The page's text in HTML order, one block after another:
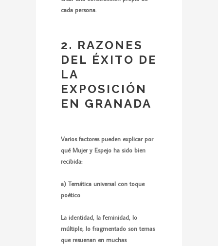
cada persona.
2. RAZONES
DEL ÉXITO DE
LA
EXPOSICIÓN
EN GRANADA
Varios factores pueden explicar por
qué Mujer y Espejo ha sido bien
recibida:
a) Temática universal con toque
poético
La identidad, la feminidad, lo
múltiple, lo fragmentado son temas
que resuenan en muchas